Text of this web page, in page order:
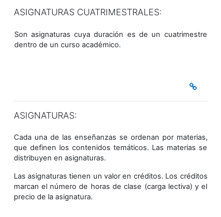
ASIGNATURAS CUATRIMESTRALES:
Son asignaturas cuya duración es de un cuatrimestre
dentro de un curso académico.
ASIGNATURAS:
Cada una de las enseñanzas se ordenan por materias,
que definen los contenidos temáticos. Las materias se
distribuyen en asignaturas.
Las asignaturas tienen un valor en créditos. Los créditos
marcan el número de horas de clase (carga lectiva) y el
precio de la asignatura.